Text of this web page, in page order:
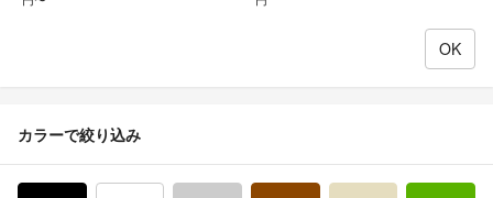
カラーで絞り込み